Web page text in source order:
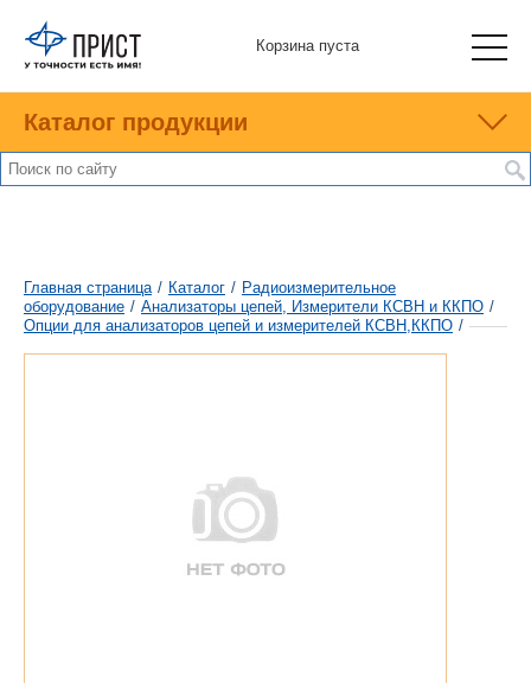
Корзина пуста
Каталог продукции
Главная страница / Каталог / Радиоизмерительное
оборудование / Анализаторы цепей, Измерители КСВН и ККПО /
Опции для анализаторов цепей и измерителей КСВН,ККПО /